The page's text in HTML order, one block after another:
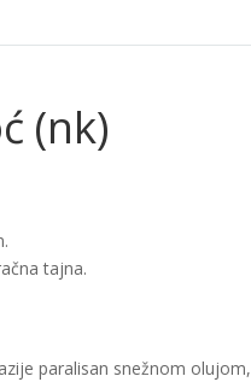
(nk)
tajna.
paralisan snežnom olujom,